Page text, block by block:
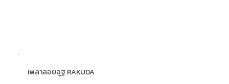
.
เพลาลอยอูฐ RAKUDA